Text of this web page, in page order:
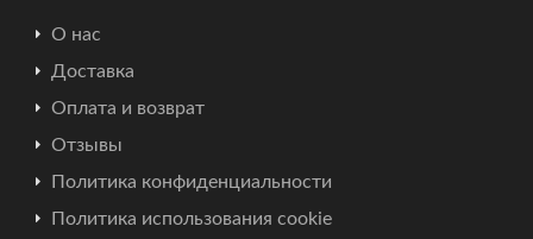
О нас
Доставка
Оплата и возврат
Отзывы
Политика конфиденциальности
Политика использования cookie